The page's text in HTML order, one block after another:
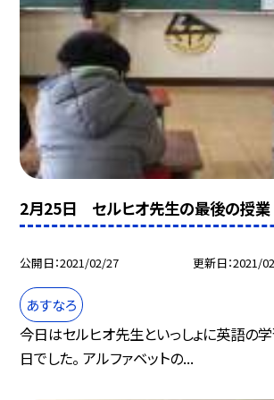
2月25日 セルヒオ先生の最後の授
公開日 2021/02/27 更新日 2021/
あすなろ
今日はセルヒオ先生といっしょに英語の
日でした。 アルファベットの...